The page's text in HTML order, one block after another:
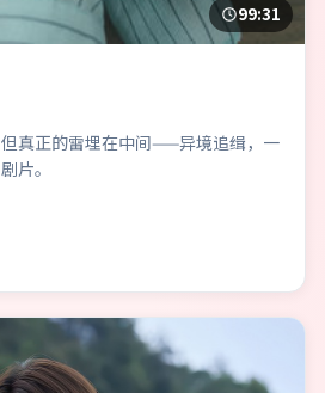
99:31
真正的雷埋在中间——异境追缉，一
片。